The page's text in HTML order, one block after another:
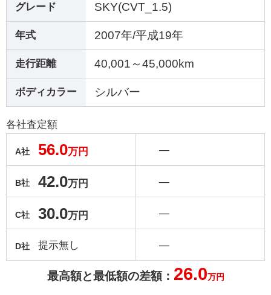
グレード SKY(CVT_1.5)
年式 2007年/平成19年
走行距離 40,001～45,000km
ボディカラー シルバー
各社査定額
A社 56.0万円
B社 42.0万円
C社 30.0万円
D社 提示無し
―
―
―
―
最高額と最低額の差額： 26.0万円